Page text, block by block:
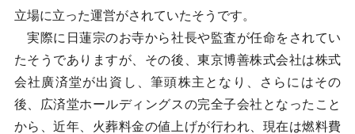
立場に立った運営がされていたそうです。
実際に日蓮宗のお寺から社長や監査が任命をされてい
たそうでありますが、その後、東京博善株式会社は株式
会社廣済堂が出資し、筆頭株主となり、さらにはその
後、広済堂ホールディングスの完全子会社となったこと
から、近年、火葬料金の値上げが行われ、現在は燃料費